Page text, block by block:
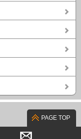
PAGE TOP